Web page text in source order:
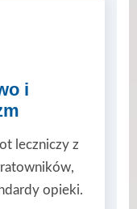
i
leczniczy z
opieki.